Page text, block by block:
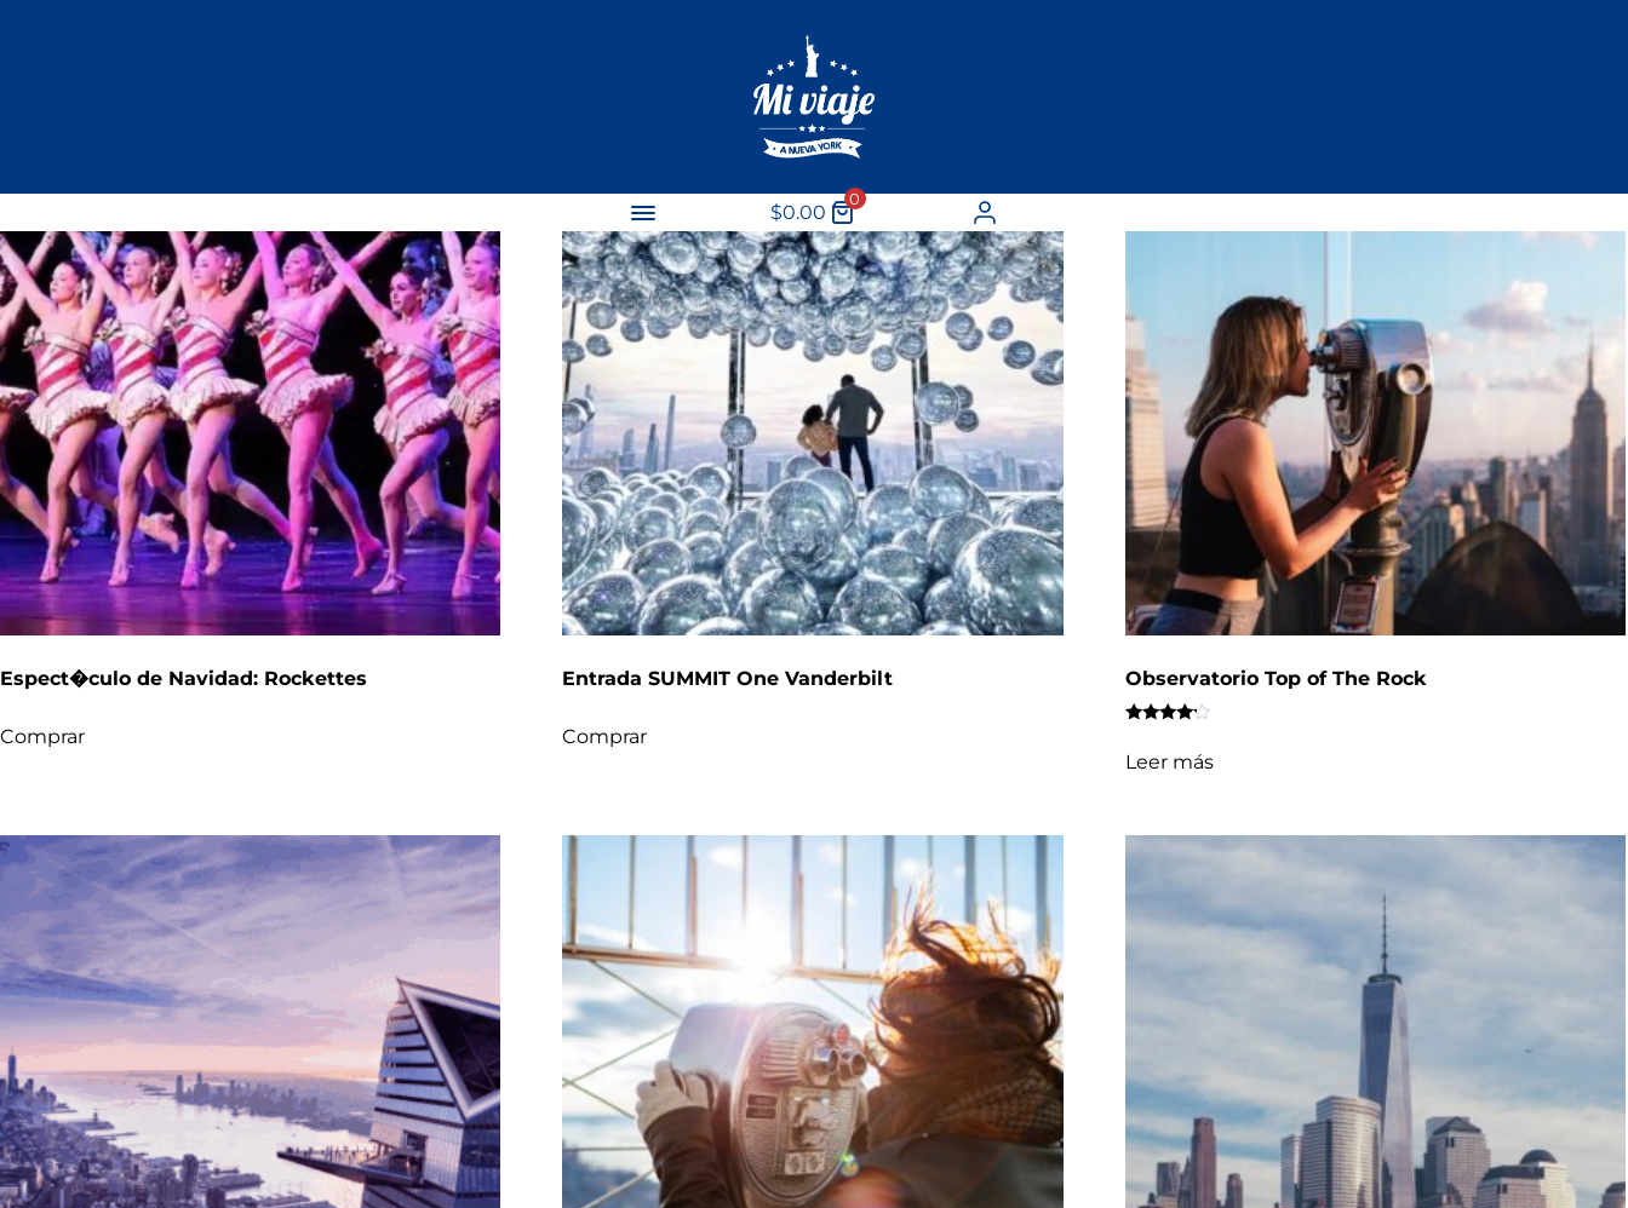
$0.00
0
Espect�culo de Navidad: Rockettes
Comprar
Entrada SUMMIT One Vanderbilt
Comprar
Observatorio Top of The Rock
con
4.00
Leer más